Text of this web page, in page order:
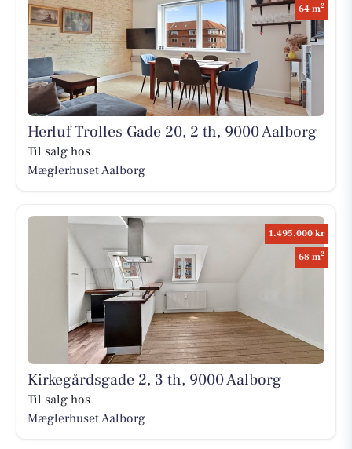
64 m2
Herluf Trolles Gade 20, 2 th, 9000 Aalborg
Til salg hos
Mæglerhuset Aalborg
1.495.000 kr
68 m2
Kirkegårdsgade 2, 3 th, 9000 Aalborg
Til salg hos
Mæglerhuset Aalborg